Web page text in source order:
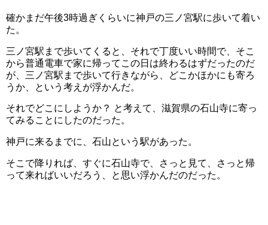
確かまだ午後3時過ぎくらいに神戸の三ノ宮駅に歩いて着い
た。
三ノ宮駅まで歩いてくると、それで丁度いい時間で、そこ
から普通電車で家に帰ってこの日は終わるはずだったのだ
が、三ノ宮駅まで歩いて行きながら、どこかほかにも寄ろ
うか、という考えが浮かんだ。
それでどこにしようか？ と考えて、滋賀県の石山寺に寄っ
てみることにしたのだった。
神戸に来るまでに、石山という駅があった。
そこで降りれば、すぐに石山寺で、さっと見て、さっと帰
って来ればいいだろう、と思い浮かんだのだった。